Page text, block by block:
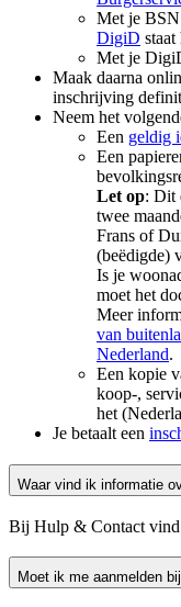
Met je
DigiD
Met je
Maak daarna
inschrijving
Neem het
Een geldig
Een
Let op: Dit
twee
Frans of
(beëdigde)
Is je
moet het
Meer
van
Nederland.
Een kopie
koop-,
het
Je betaalt een
Waar vind ik informatie
Bij Hulp & Contact
Moet ik me aanmelden